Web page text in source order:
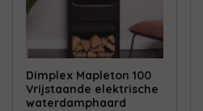
Dimplex Mapleton 100
Vrijstaande elektrische
waterdamphaard